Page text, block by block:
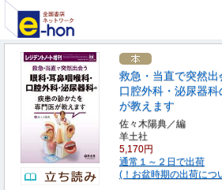
救急・当直で突然出
口腔外科・泌尿器
が教えます
佐々木陽典／編
羊土社
5,170円
通常１～２日で出荷
(！お盆時期の出荷につ